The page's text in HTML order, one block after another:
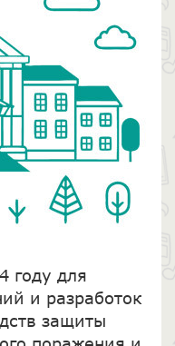
году для
и разработок
защиты